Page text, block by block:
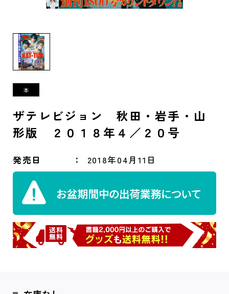
ザテレビジョン 秋田・岩手・山
形版 ２０１８年４／２０号
発売日 2018年04月11日